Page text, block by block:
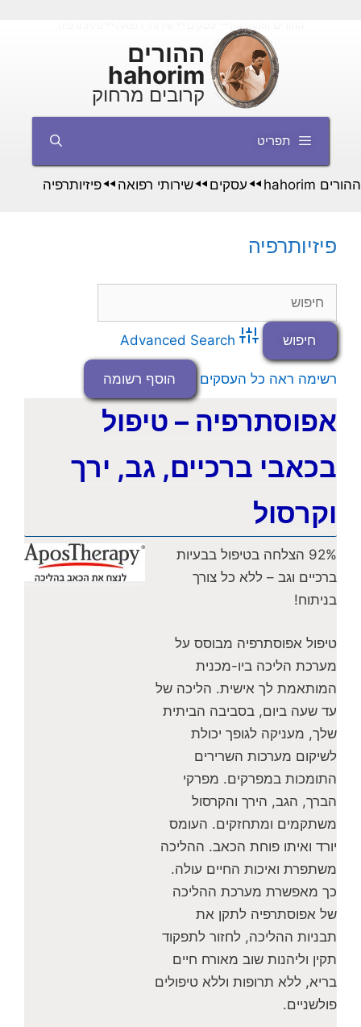
ההורים
hahorim
קרובים מרחוק
תפריט
ההורים hahorim ◄◄ עסקים ◄◄ שירותי רפואה ◄◄ פיזיותרפיה
פיזיותרפיה
Advanced Search
רשימה ראה כל העסקים הוסף רשומה
אפוסתרפיה – טיפול
בכאבי ברכיים, גב, ירך
וקרסול
92% הצלחה בטיפול בבעיות
ברכיים וגב – ללא כל צורך
בניתוח!
טיפול אפוסתרפיה מבוסס על
מערכת הליכה ביו-מכנית
המותאמת לך אישית. הליכה של
עד שעה ביום, בסביבה הביתית
שלך, מעניקה לגופך יכולת
לשיקום מערכות השרירים
התומכות במפרקים. מפרקי
הברך, הגב, הירך והקרסול
משתקמים ומתחזקים. העומס
יורד ואיתו פוחת הכאב. ההליכה
משתפרת ואיכות החיים עולה.
כך מאפשרת מערכת ההליכה
של אפוסתרפיה לתקן את
תבניות ההליכה, לחזור לתפקוד
תקין וליהנות שוב מאורח חיים
בריא, ללא תרופות וללא טיפולים
פולשניים.